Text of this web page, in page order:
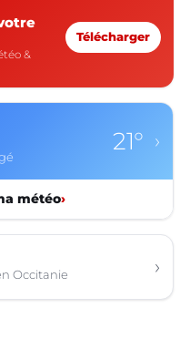
&
Télécharger
21° ›
météo›
Occitanie ›